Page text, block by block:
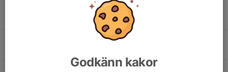
Godkänn kakor